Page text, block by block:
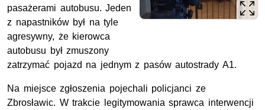
pasażerami autobusu. Jeden
z napastników był na tyle
agresywny, że kierowca
autobusu był zmuszony
zatrzymać pojazd na jednym z pasów autostrady A1.
Na miejsce zgłoszenia pojechali policjanci ze
Zbrosławic. W trakcie legitymowania sprawca interwencji